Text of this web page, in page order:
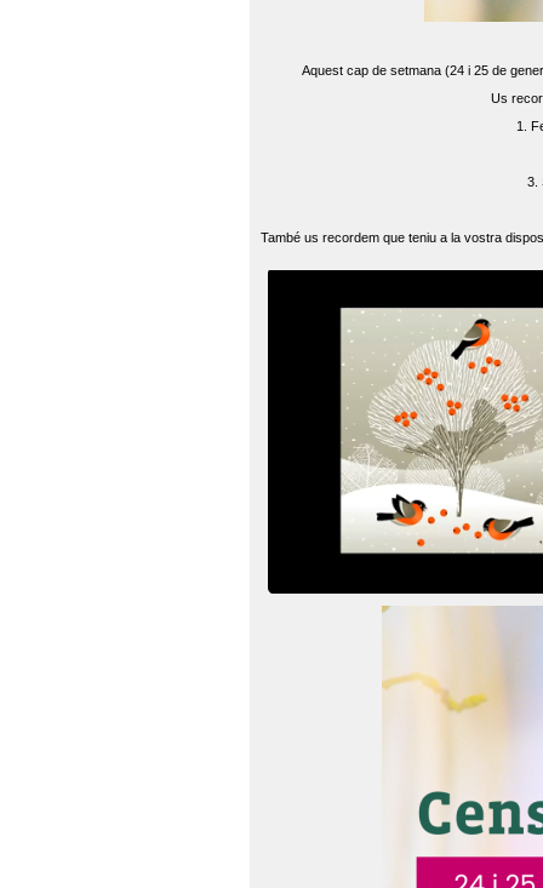
Aquest cap de setmana (24 i 25 de
Us
1.
3.
També us recordem que teniu a la vostra